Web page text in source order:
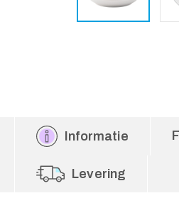
Informatie
Levering